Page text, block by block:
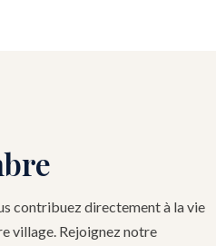
contribuez directement à la vie
village. Rejoignez notre